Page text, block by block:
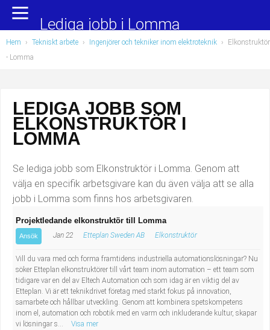
Yrkesområden
Administration, ekonomi, juridik
Chefer och verksamhetsledare
Data/IT
Försäljning, inköp, marknadsföring
Hantverksyrken
Hotell, restaurang, storhushåll
Industriell tillverkning
Installation, drift, underhåll
Populära jobb
Undersköterska, hemtjänst och äldreboende
Barnskötare
Lärare i förskola/Förskollärare
Lagerarbetare
Bussförare/Busschaufför
Elevassistent
Behandlingsassistent/Socialpedagog
Tandsköterska
Lediga jobb i Lomma
Hem › Tekniskt arbete › Ingenjörer och tekniker inom elektroteknik ›
Elkonstruktör
- Lomma
LEDIGA JOBB SOM
ELKONSTRUKTÖR I
LOMMA
Se lediga jobb som Elkonstruktör i Lomma. Genom att
välja en specifik arbetsgivare kan du även välja att se alla
jobb i Lomma som finns hos arbetsgivaren.
Projektledande elkonstruktör till Lomma
Ansök Jan 22 Etteplan Sweden AB Elkonstruktör
Vill du vara med och forma framtidens industriella automationslösningar? Nu
söker Etteplan elkonstruktörer till vårt team inom automation – ett team som
tidigare var en del av Eltech Automation och som idag är en viktig del av
Etteplan. Vi är ett teknikdrivet företag med starkt fokus på innovation,
samarbete och hållbar utveckling. Genom att kombinera spetskompetens
inom el, automation och robotik med en varm och inkluderande kultur, skapar
vi lösningar s...
Visa mer